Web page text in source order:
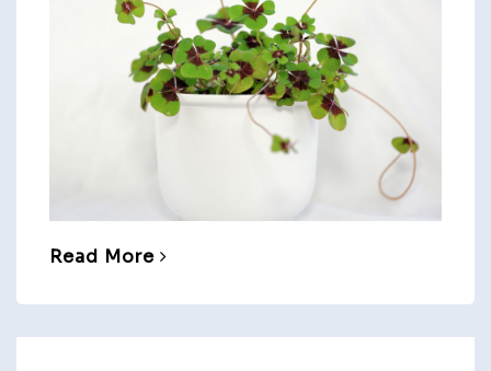
Read More